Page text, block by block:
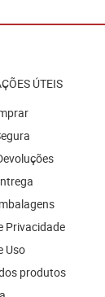
ÚTEIS
Privacidade
Uso
produtos